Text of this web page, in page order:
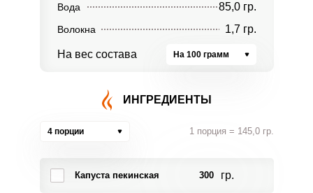
Вода 85,0 гр.
Волокна 1,7 гр.
На вес состава На 100 грамм
ИНГРЕДИЕНТЫ
4 порции 1 порция = 145,0 гр.
Капуста пекинская 300 гр.